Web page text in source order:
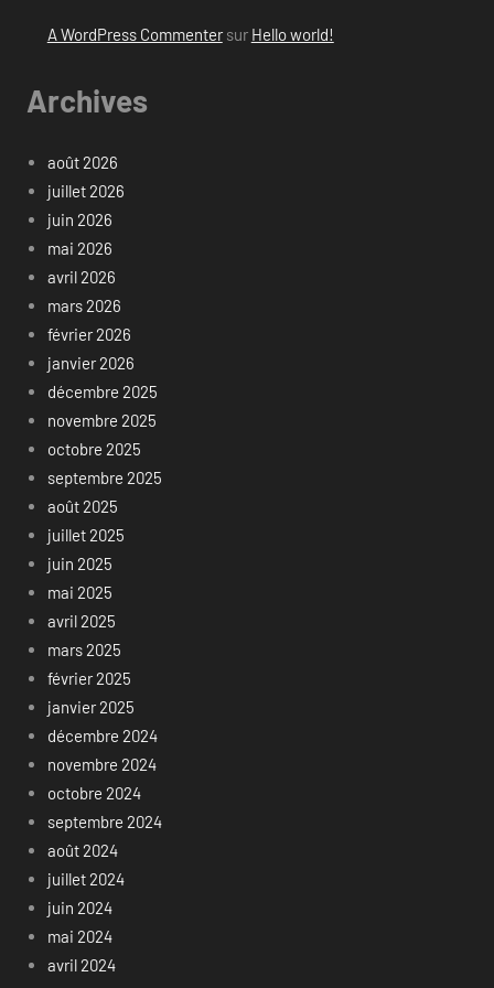
A WordPress Commentersur Hello world!
Archives
août 2026
juillet 2026
juin 2026
mai 2026
avril 2026
mars 2026
février 2026
janvier 2026
décembre 2025
novembre 2025
octobre 2025
septembre 2025
août 2025
juillet 2025
juin 2025
mai 2025
avril 2025
mars 2025
février 2025
janvier 2025
décembre 2024
novembre 2024
octobre 2024
septembre 2024
août 2024
juillet 2024
juin 2024
mai 2024
avril 2024